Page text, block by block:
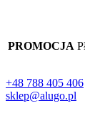
PROMOCJA
+48 788 405 406
sklep@alugo.pl